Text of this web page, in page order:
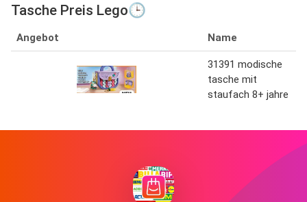
Tasche Preis Lego🕒
Angebot Name
31391 modische
tasche mit
staufach 8+ jahre